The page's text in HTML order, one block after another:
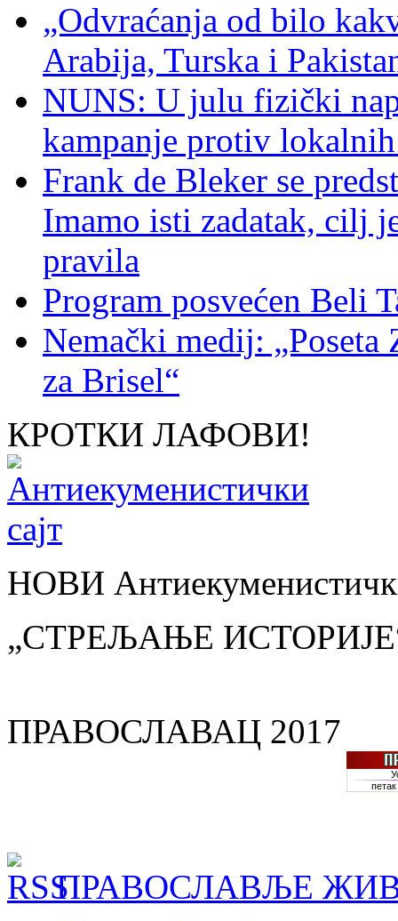
„Odvraćanja od bilo
Arabija, Turska i
NUNS: U julu fizički
kampanje protiv
Frank de Bleker se
Imamo isti zadatak, cilj
pravila
Program posvećen Beli
Nemački medij: „Poseta
za Brisel“
КРОТКИ ЛАФОВИ!
НОВИ
„СТРЕЉАЊЕ
ПРАВОСЛАВАЦ 2017
ПРАВОСЛАВЉЕ